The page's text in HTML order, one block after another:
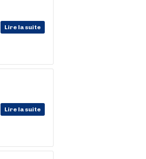
Lire la suite
Lire la suite